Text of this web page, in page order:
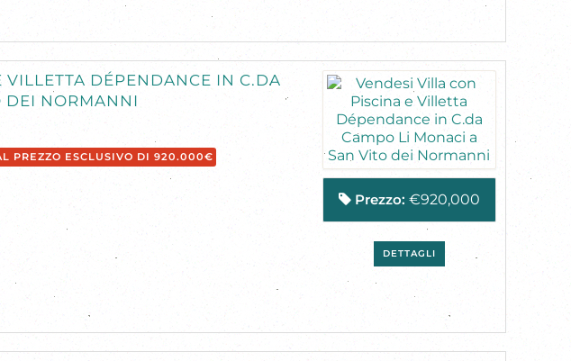
DÉPENDANCE IN C.DA
DEI NORMANNI
PREZZO ESCLUSIVO DI 920.000€
Prezzo: €920,000
DETTAGLI